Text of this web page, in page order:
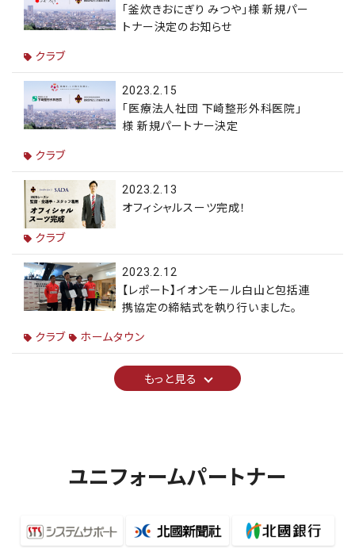
「釜炊きおにぎり みつや」様 新規パー
トナー決定のお知らせ
クラブ
2023.2.15
「医療法人社団 下崎整形外科医院」
様 新規パートナー決定
クラブ
2023.2.13
オフィシャルスーツ完成！
クラブ
2023.2.12
【レポート】イオンモール白山と包括連
携協定の締結式を執り行いました。
クラブ
ホームタウン
もっと見る
ユニフォームパートナー